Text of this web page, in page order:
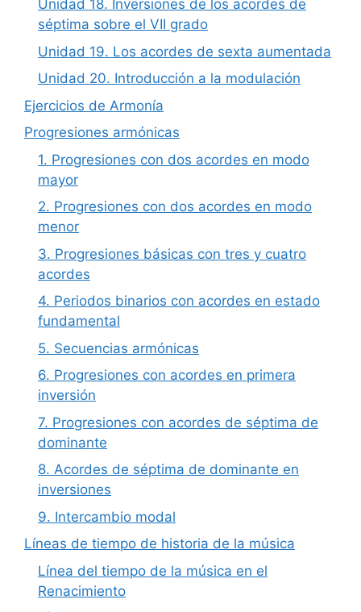
Unidad 18. Inversiones de los acordes de
séptima sobre el VII grado
Unidad 19. Los acordes de sexta aumentada
Unidad 20. Introducción a la modulación
Ejercicios de Armonía
Progresiones armónicas
1. Progresiones con dos acordes en modo
mayor
2. Progresiones con dos acordes en modo
menor
3. Progresiones básicas con tres y cuatro
acordes
4. Periodos binarios con acordes en estado
fundamental
5. Secuencias armónicas
6. Progresiones con acordes en primera
inversión
7. Progresiones con acordes de séptima de
dominante
8. Acordes de séptima de dominante en
inversiones
9. Intercambio modal
Líneas de tiempo de historia de la música
Línea del tiempo de la música en el
Renacimiento